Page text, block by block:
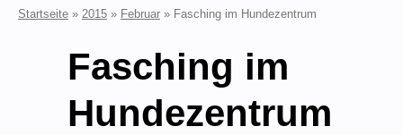
Startseite » 2015 » Februar » Fasching im Hundezentrum
Fasching im
Hundezentrum